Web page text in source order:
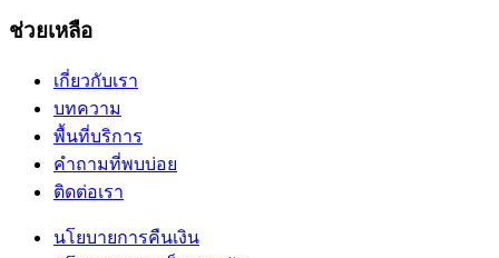
ช่วยเหลือ
เกี่ยวกับเรา
บทความ
พื้นที่บริการ
คำถามที่พบบ่อย
ติดต่อเรา
นโยบายการคืนเงิน